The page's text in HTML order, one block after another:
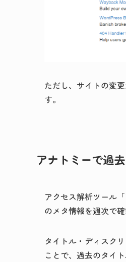
ただし、サイトの変
す。
アナトミーで過
アクセス解析ツール
のメタ情報を週次で
タイトル・ディスク
ことで、過去のタイ